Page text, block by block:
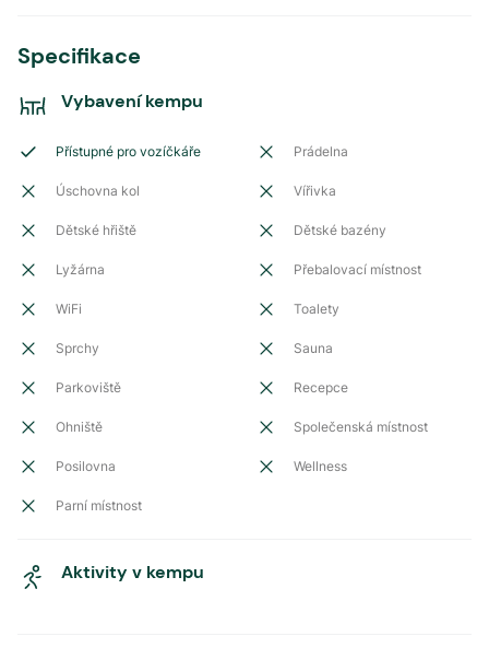
Specifikace
Vybavení kempu
Přístupné pro vozíčkáře Prádelna
Úschovna kol Vířivka
Dětské hřiště Dětské bazény
Lyžárna Přebalovací místnost
WiFi Toalety
Sprchy Sauna
Parkoviště Recepce
Ohniště Společenská místnost
Posilovna Wellness
Parní místnost
Aktivity v kempu